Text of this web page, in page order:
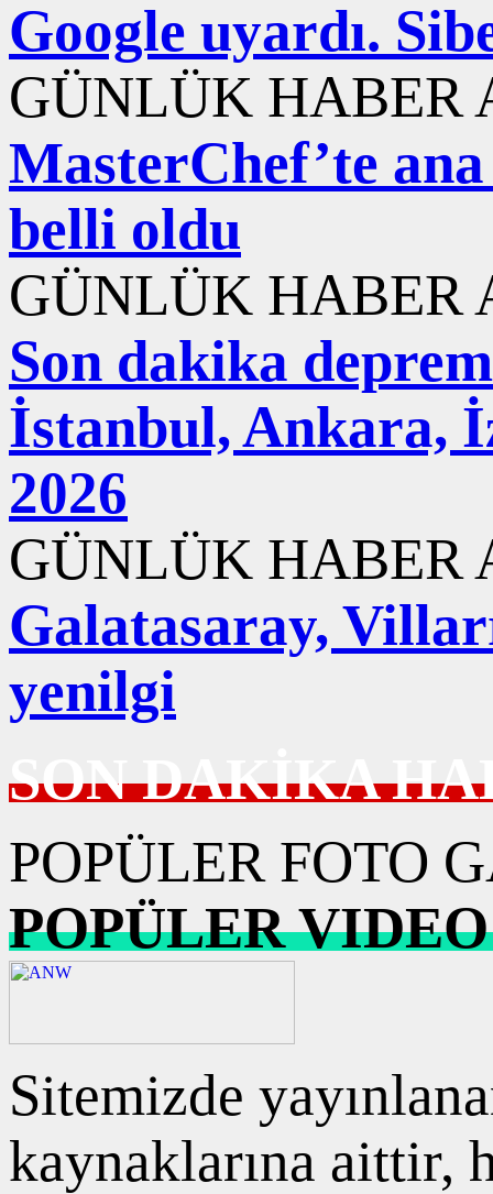
Google uyardı.
GÜNLÜK HABER
MasterChef’te
belli oldu
GÜNLÜK HABER
Son dakika
İstanbul, Ankara,
2026
GÜNLÜK HABER
Galatasaray,
yenilgi
SON DAKİKA
POPÜLER FOTO
POPÜLER
Sitemizde
kaynaklarına aittir,